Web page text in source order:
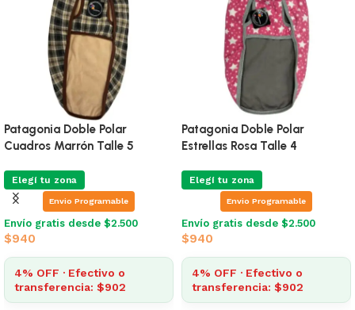
Patagonia Doble Polar
Cuadros Marrón Talle 5
Elegí tu zona
Envio Programable
Envío gratis desde $2.500
$940
4% OFF · Efectivo o
transferencia: $902
Patagonia Doble Polar
Estrellas Rosa Talle 4
Elegí tu zona
Envio Programable
Envío gratis desde $2.500
$940
4% OFF · Efectivo o
transferencia: $902